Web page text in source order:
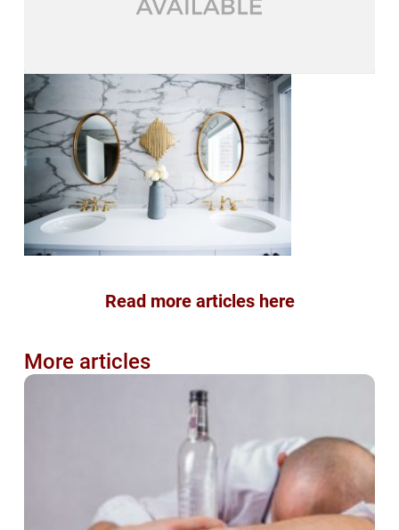
Read more articles here
More articles